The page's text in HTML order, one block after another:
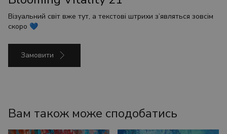
Візуальний світ вже тут, а текстові штрихи з’являться зовсім
скоро 💙
Замовити
Вам також може сподобатись